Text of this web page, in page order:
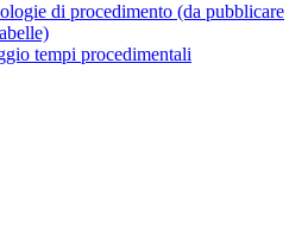
di procedimento (da pubblicare
tempi procedimentali